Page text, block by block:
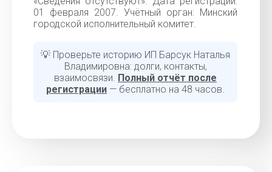
01 февраля 2007. Учётный орган: Минский
городской исполнительный комитет.
💡 Проверьте историю ИП Барсук Наталья
Владимировна: долги, контакты,
взаимосвязи. Полный отчёт после
регистрации — бесплатно на 48 часов.